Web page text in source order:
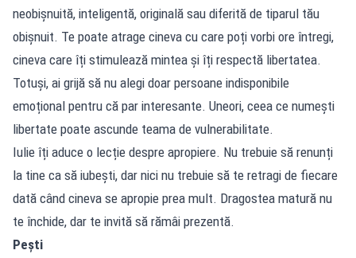
neobișnuită, inteligentă, originală sau diferită de tiparul tău
obișnuit. Te poate atrage cineva cu care poți vorbi ore întregi,
cineva care îți stimulează mintea și îți respectă libertatea.
Totuși, ai grijă să nu alegi doar persoane indisponibile
emoțional pentru că par interesante. Uneori, ceea ce numești
libertate poate ascunde teama de vulnerabilitate.
Iulie îți aduce o lecție despre apropiere. Nu trebuie să renunți
la tine ca să iubești, dar nici nu trebuie să te retragi de fiecare
dată când cineva se apropie prea mult. Dragostea matură nu
te închide, dar te invită să rămâi prezentă.
Pești